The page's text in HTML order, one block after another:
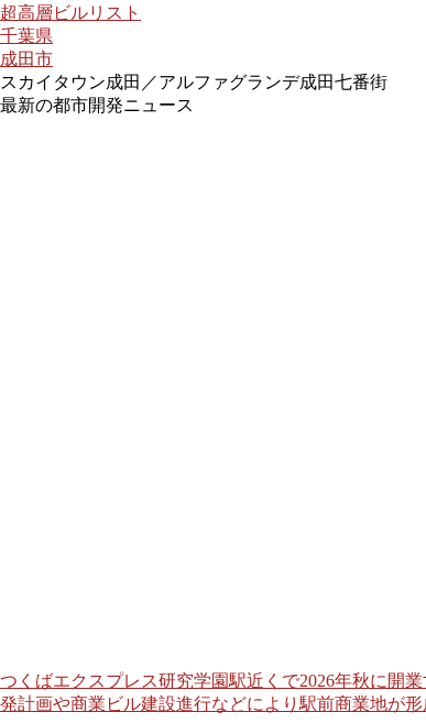
超高層ビルリスト
千葉県
成田市
スカイタウン成田／アルファグランデ成田七番街
最新の都市開発ニュース
つくばエクスプレス研究学園駅近くで2026年秋に開
発計画や商業ビル建設進行などにより駅前商業地が形